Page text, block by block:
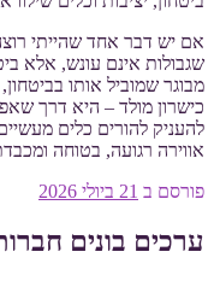
אם יש דבר אחד שהייתי
שגבולות אינם עונש, אלא
מבוגר שמוביל אותו
כישרון מולד – היא דרך
להעניק להורים כלים
אווירה רגועה, בטוחה
פורסם ב 21 ביולי 2026
ערכים בונים